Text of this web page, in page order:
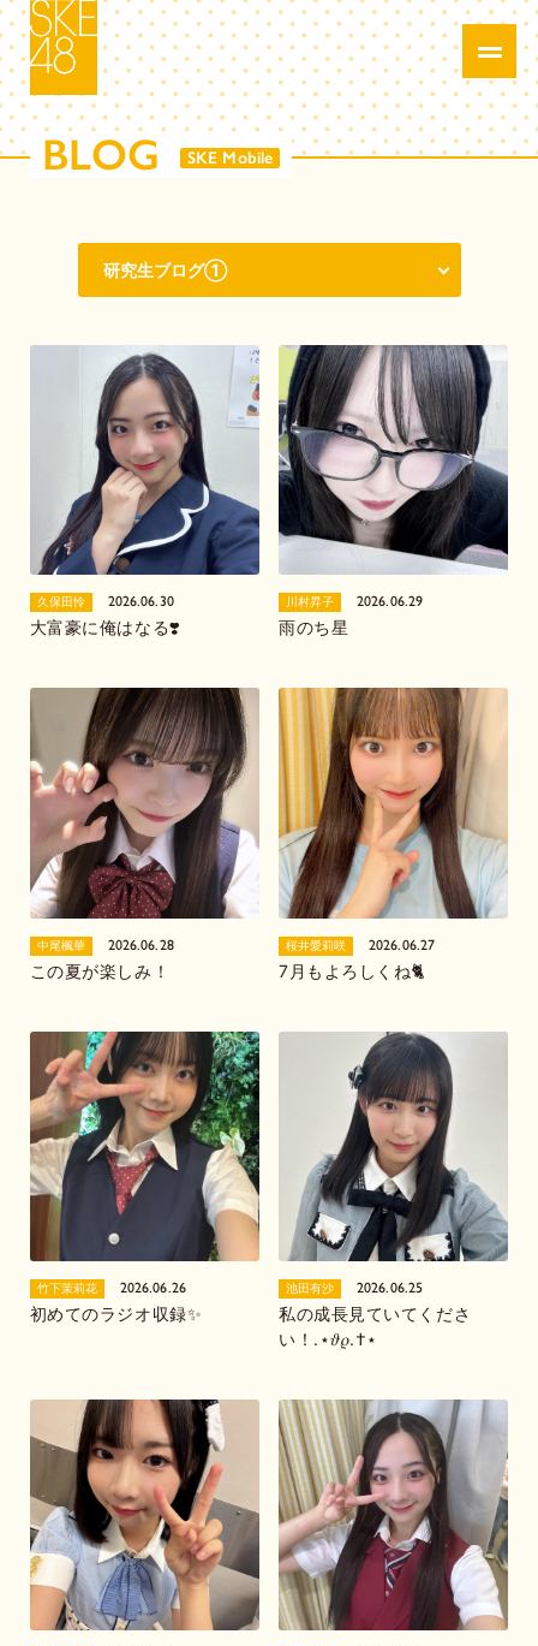
BLOG SKE Mobile
久保田怜 2026.06.30
大富豪に俺はなる❣️
川村昇子 2026.06.29
雨のち星
中尾楓華 2026.06.28
この夏が楽しみ！
桜井愛莉咲 2026.06.27
7月もよろしくね🐈
竹下茉莉花 2026.06.26
初めてのラジオ収録✨️
池田有沙 2026.06.25
私の成長見ていてくださ
い！.⋆𝜗𝜚.†⋆